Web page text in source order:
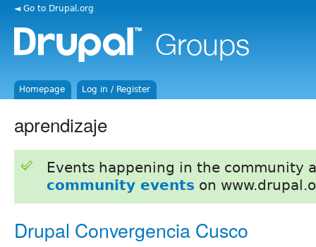
◄ Go to Drupal.org
Homepage Log in / Register
aprendizaje
Events happening in the community
community events on
Drupal Convergencia Cusco